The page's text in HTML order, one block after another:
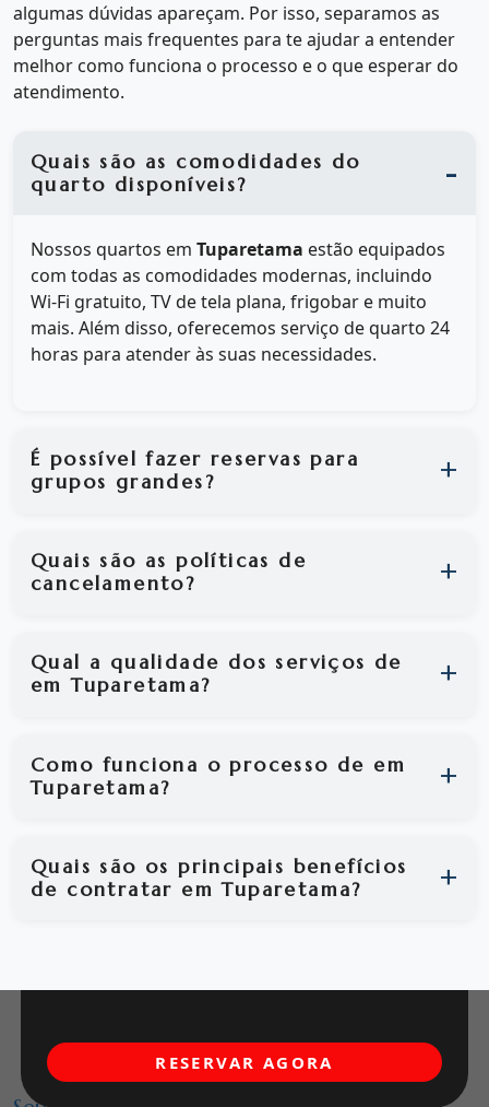
algumas dúvidas apareçam. Por isso, separamos as
perguntas mais frequentes para te ajudar a entender
melhor como funciona o processo e o que esperar do
atendimento.
Quais são as comodidades do
quarto disponíveis?
Nossos quartos em Tuparetama estão equipados
com todas as comodidades modernas, incluindo
Wi-Fi gratuito, TV de tela plana, frigobar e muito
mais. Além disso, oferecemos serviço de quarto 24
horas para atender às suas necessidades.
É possível fazer reservas para
grupos grandes?
Quais são as políticas de
cancelamento?
Qual a qualidade dos serviços de
em Tuparetama?
Como funciona o processo de em
Tuparetama?
Quais são os principais benefícios
de contratar em Tuparetama?
RESERVAR AGORA